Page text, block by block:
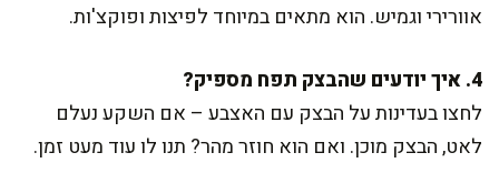
אוורירי וגמיש. הוא מתאים במיוחד לפיצות ופוקצ'ות.
4. איך יודעים שהבצק תפח מספיק?
לחצו בעדינות על הבצק עם האצבע – אם השקע נעלם
לאט, הבצק מוכן. ואם הוא חוזר מהר? תנו לו עוד מעט זמן.